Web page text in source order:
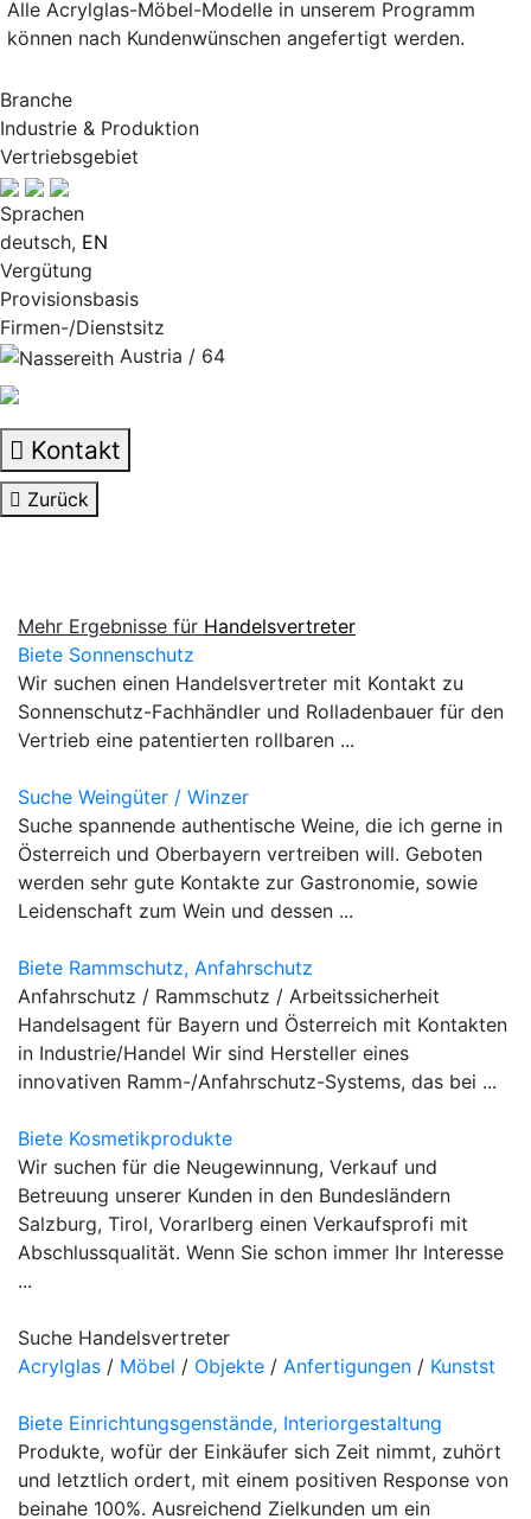
Alle Acrylglas-Möbel-Modelle in unserem Programm
können nach Kundenwünschen angefertigt werden.
Branche
Industrie & Produktion
Vertriebsgebiet
Sprachen
deutsch, EN
Vergütung
Provisionsbasis
Firmen-/Dienstsitz
Austria / 64
Kontakt
Zurück
Mehr Ergebnisse für Handelsvertreter
Biete Sonnenschutz
Wir suchen einen Handelsvertreter mit Kontakt zu
Sonnenschutz-Fachhändler und Rolladenbauer für den
Vertrieb eine patentierten rollbaren ...
Suche Weingüter / Winzer
Suche spannende authentische Weine, die ich gerne in
Österreich und Oberbayern vertreiben will. Geboten
werden sehr gute Kontakte zur Gastronomie, sowie
Leidenschaft zum Wein und dessen ...
Biete Rammschutz, Anfahrschutz
Anfahrschutz / Rammschutz / Arbeitssicherheit
Handelsagent für Bayern und Österreich mit Kontakten
in Industrie/Handel Wir sind Hersteller eines
innovativen Ramm-/Anfahrschutz-Systems, das bei ...
Biete Kosmetikprodukte
Wir suchen für die Neugewinnung, Verkauf und
Betreuung unserer Kunden in den Bundesländern
Salzburg, Tirol, Vorarlberg einen Verkaufsprofi mit
Abschlussqualität. Wenn Sie schon immer Ihr Interesse
...
Suche Handelsvertreter
Acrylglas / Möbel / Objekte / Anfertigungen / Kunstst
Biete Einrichtungsgenstände, Interiorgestaltung
Produkte, wofür der Einkäufer sich Zeit nimmt, zuhört
und letztlich ordert, mit einem positiven Response von
beinahe 100%. Ausreichend Zielkunden um ein